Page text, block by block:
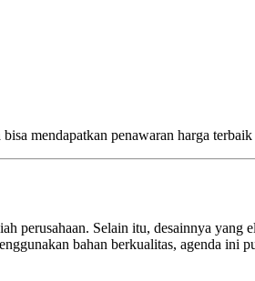
mendapatkan penawaran harga terbaik
perusahaan. Selain itu, desainnya yang
bahan berkualitas, agenda ini